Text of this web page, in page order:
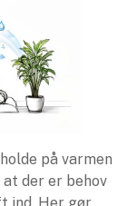
på varmen
der er behov